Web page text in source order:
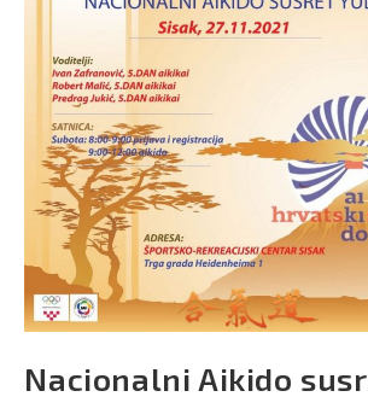
Nacionalni Aikido